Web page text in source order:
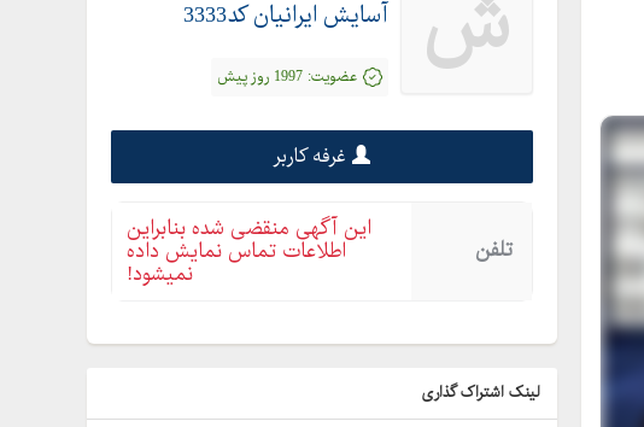
ش
آسايش ايرانيان كد3333
عضویت: 1997 روز پیش
غرفه کاربر
تلفن
این آگهی منقضی شده بنابراین
اطلاعات تماس نمایش داده
نمیشود!
لینک اشتراک گذاری